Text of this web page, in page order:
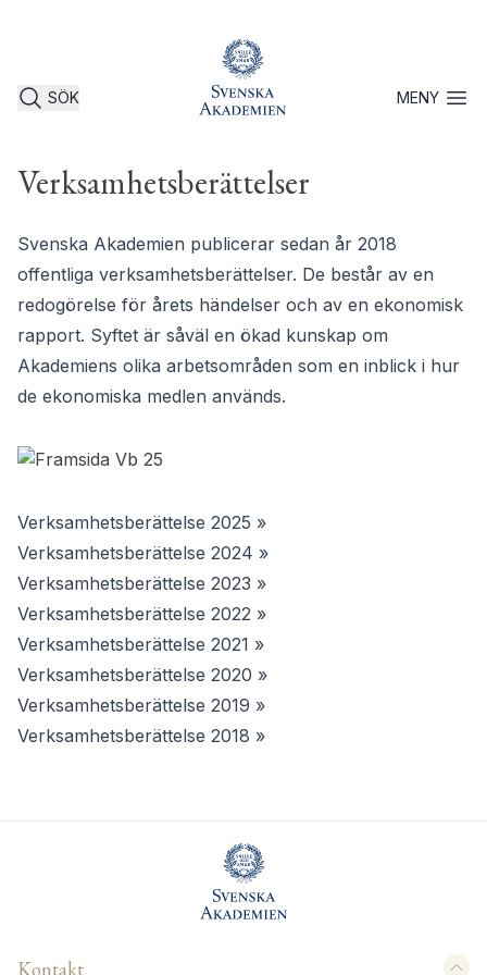
SÖK MENYÖppna
Verksamhetsberättelser
Svenska Akademien publicerar sedan år 2018
offentliga verksamhetsberättelser. De består av en
redogörelse för årets händelser och av en ekonomisk
rapport. Syftet är såväl en ökad kunskap om
Akademiens olika arbetsområden som en inblick i hur
de ekonomiska medlen används.
Verksamhetsberättelse 2025 »
Verksamhetsberättelse 2024 »
Verksamhetsberättelse 2023 »
Verksamhetsberättelse 2022 »
Verksamhetsberättelse 2021 »
Verksamhetsberättelse 2020 »
Verksamhetsberättelse 2019 »
Verksamhetsberättelse 2018 »
Kontakt